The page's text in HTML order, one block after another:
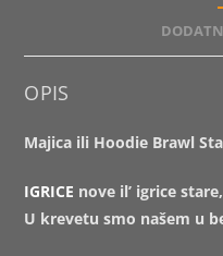
OPIS
Majica ili Hoodie Brawl
IGRICE nove il’ igrice
U krevetu smo našem u